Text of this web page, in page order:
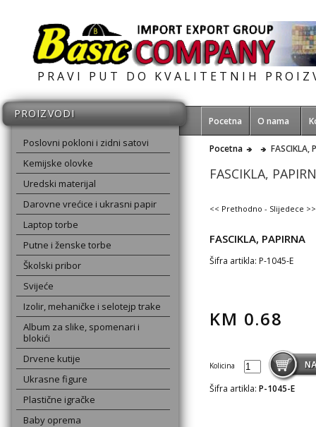
PRAVI PUT DO KVALITETNIH
Pocetna O nama
PROIZVODI
Poslovni pokloni i zidni satovi
Kemijske olovke
Uredski materijal
Darovne vrećice i ukrasni papir
Laptop torbe
Putne i ženske torbe
Školski pribor
Svijeće
Izolir, mehaničke i selotejp trake
Album za slike, spomenari i
blokići
Drvene kutije
Ukrasne figure
Plastične igračke
Baby oprema
Pocetna FASCIKLA,
FASCIKLA,
<< Prethodno - Slijedece >>
FASCIKLA, PAPIRNA
Šifra artikla: P-1045-E
KM 0.68
Kolicina
Šifra artikla: P-1045-E